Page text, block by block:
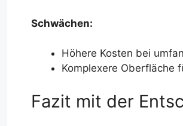
Schwächen:
Höhere Kosten bei
Komplexere Oberfläche
Fazit mit der